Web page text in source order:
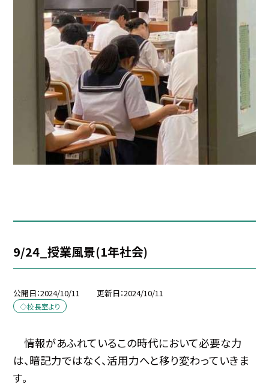
9/24_授業風景(1年社会)
公開日 2024/10/11 更新日 2024/10/11
◇校長室より
情報があふれているこの時代において必要な力
は、暗記力ではなく、活用力へと移り変わっていきま
す。